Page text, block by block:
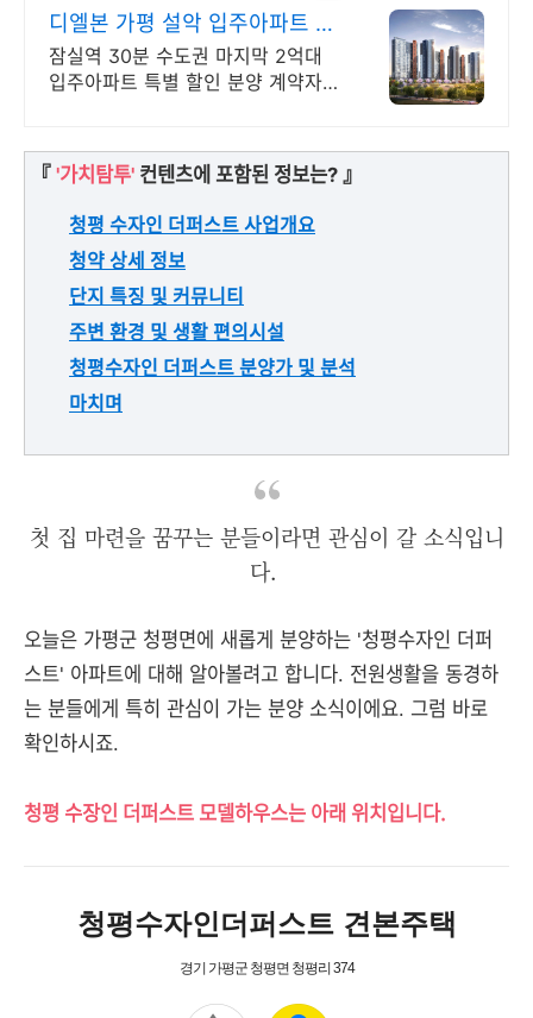
디엘본 가평 설악 입주아파트 분
양가 문의 방문 예약 접수
잠실역 30분 수도권 마지막 2억대
입주아파트 특별 할인 분양 계약자
『 '가치탐투' 컨텐츠에 포함된 정보는? 』
청평 수자인 더퍼스트 사업개요
청약 상세 정보
단지 특징 및 커뮤니티
주변 환경 및 생활 편의시설
청평수자인 더퍼스트 분양가 및 분석
마치며
첫 집 마련을 꿈꾸는 분들이라면 관심이 갈 소식입니
다.
오늘은 가평군 청평면에 새롭게 분양하는 '청평수자인 더퍼
스트' 아파트에 대해 알아볼려고 합니다. 전원생활을 동경하
는 분들에게 특히 관심이 가는 분양 소식이에요. 그럼 바로
확인하시죠.
청평 수장인 더퍼스트 모델하우스는 아래 위치입니다.